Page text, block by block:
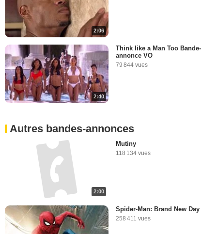
2:06
2:40
Think like a Man Too Bande-
annonce VO
79 844 vues
Autres bandes-annonces
2:00
Mutiny
118 134 vues
Spider-Man: Brand New Day
258 411 vues